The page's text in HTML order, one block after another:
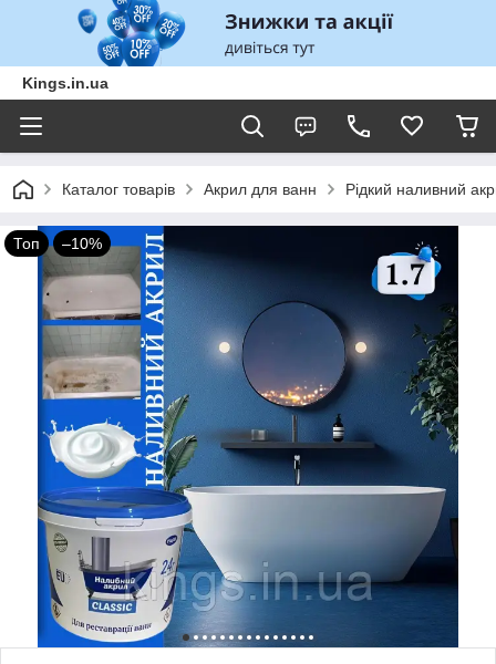
Kings.in.ua
Каталог товарів Акрил для ванн Рідкий наливний
Топ –10%